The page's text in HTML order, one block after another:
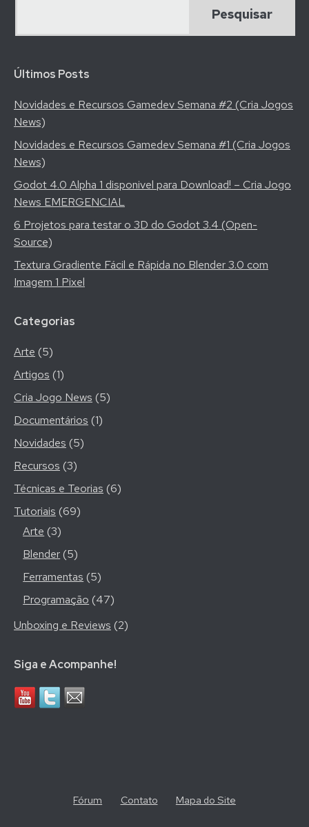
Últimos Posts
Novidades e Recursos Gamedev Semana #2 (Cria Jogos
News)
Novidades e Recursos Gamedev Semana #1 (Cria Jogos
News)
Godot 4.0 Alpha 1 disponivel para Download! – Cria Jogo
News EMERGENCIAL
6 Projetos para testar o 3D do Godot 3.4 (Open-
Source)
Textura Gradiente Fácil e Rápida no Blender 3.0 com
Imagem 1 Pixel
Categorias
Arte (5)
Artigos (1)
Cria Jogo News (5)
Documentários (1)
Novidades (5)
Recursos (3)
Técnicas e Teorias (6)
Tutoriais (69)
Arte (3)
Blender (5)
Ferramentas (5)
Programação (47)
Unboxing e Reviews (2)
Siga e Acompanhe!
Fórum Contato Mapa do Site